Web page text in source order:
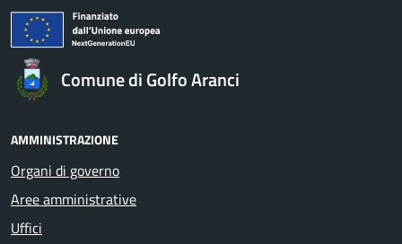
Comune di Golfo Aranci
AMMINISTRAZIONE
Organi di governo
Aree amministrative
Uffici